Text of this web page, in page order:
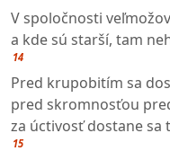
V spoločnosti
a kde sú starší, tam
14
Pred krupobitím sa
pred skromnosťou
za úctivosť dostane sa
15